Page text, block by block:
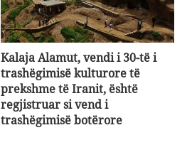
Kalaja Alamut, vendi i 30-të i
trashëgimisë kulturore të
prekshme të Iranit, është
regjistruar si vend i
trashëgimisë botërore